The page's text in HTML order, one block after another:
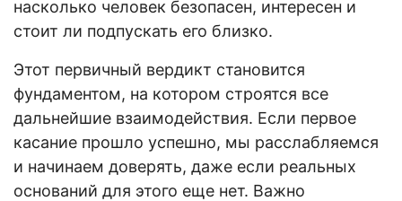
насколько человек безопасен, интересен и
стоит ли подпускать его близко.
Этот первичный вердикт становится
фундаментом, на котором строятся все
дальнейшие взаимодействия. Если первое
касание прошло успешно, мы расслабляемся
и начинаем доверять, даже если реальных
оснований для этого еще нет. Важно